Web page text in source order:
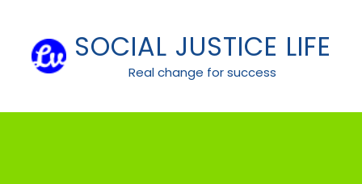
content
SOCIAL JUSTICE LIFE
Real change for success